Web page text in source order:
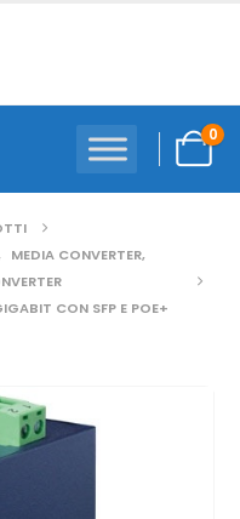
0
MEDIA CONVERTER,
CON SFP E POE+